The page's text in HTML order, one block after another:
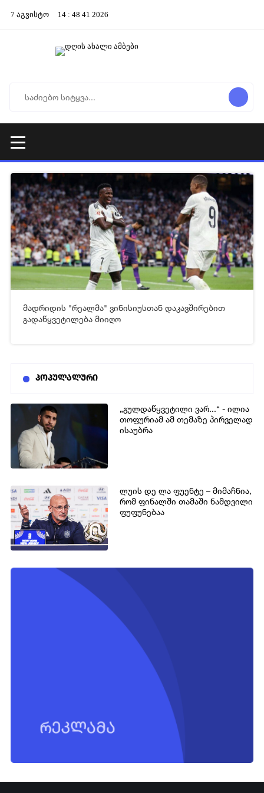
7 აგვისტო 14: 48 41 2026
[xfgiven_video2] [/xfgiven_video2]
13-12-2025 05:14 657
მადრიდის "რეალმა" ვინისიუსთან დაკავშირებით
გადაწყვეტილება მიიღო
პოპულალური
„გულდაწყვეტილი ვარ...“ - ილია
თოფურიამ ამ თემაზე პირველად
ისაუბრა
ლუის დე ლა ფუენტე – მიმაჩნია,
რომ ფინალში თამაში ნამდვილი
ფუფუნებაა